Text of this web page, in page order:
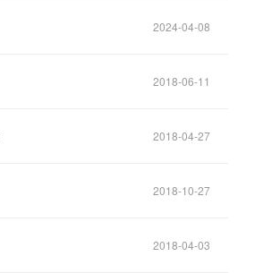
2024-04-08
2018-06-11
2018-04-27
2018-10-27
2018-04-03